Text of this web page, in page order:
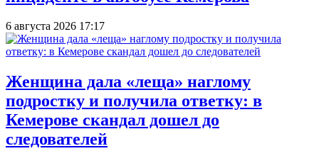
6 августа 2026 17:17
Женщина дала «леща» наглому
подростку и получила ответку: в
Кемерове скандал дошел до
следователей